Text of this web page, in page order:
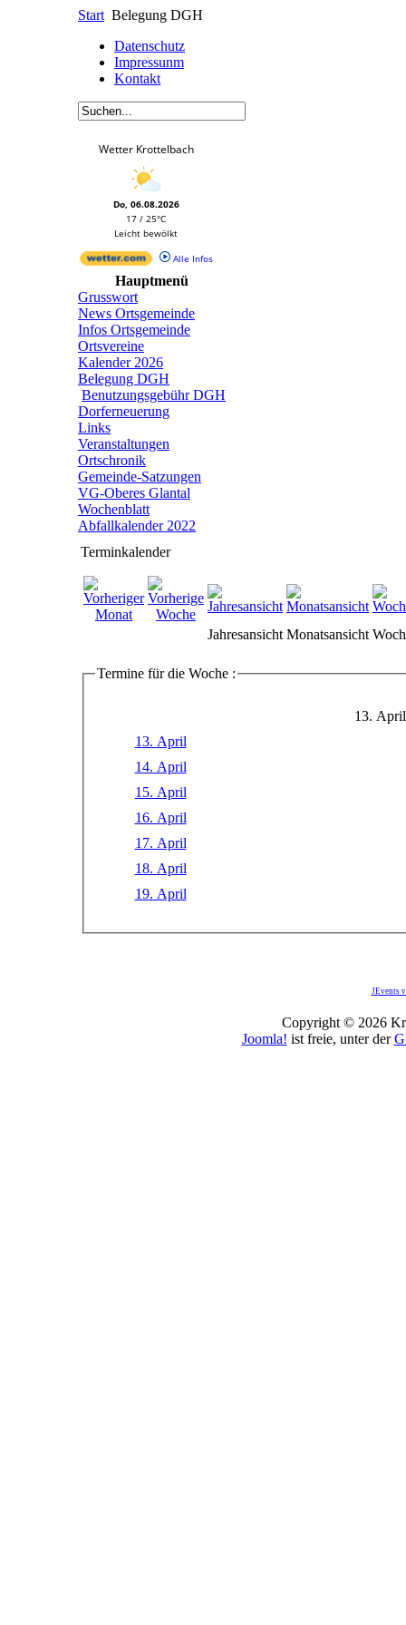
Start Belegung DGH
Datenschutz
Impressunm
Kontakt
Wetter Krottelbach
Do, 06.08.2026
17 / 25°C
Leicht bewölkt
Alle Infos
Hauptmenü
Grusswort
News Ortsgemeinde
Infos Ortsgemeinde
Ortsvereine
Kalender 2026
Belegung DGH
Benutzungsgebühr DGH
Dorferneuerung
Links
Veranstaltungen
Ortschronik
Gemeinde-Satzungen
VG-Oberes Glantal
Wochenblatt
Abfallkalender 2022
Terminkalender
Jahresansicht Monatsansicht
Termine für die Woche :
13.
13. April
14. April
15. April
16. April
17. April
18. April
19. April
JEvents
Copyright © 2026
Joomla! ist freie, unter der